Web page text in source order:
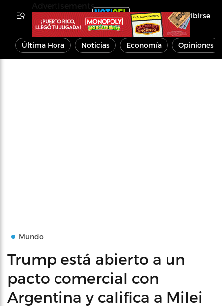
Inscribirse
Última Hora Noticias Economía Opiniones
Mundo
Trump está abierto a un
pacto comercial con
Argentina y califica a Milei
Advertisements